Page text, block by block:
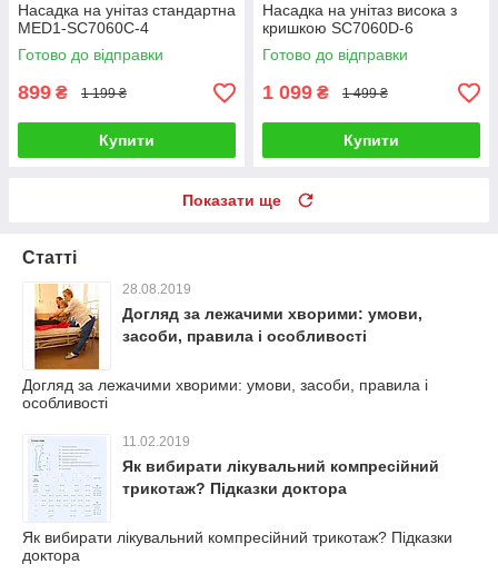
Насадка на унітаз стандартна
MED1-SC7060C-4
Готово до відправки
899 ₴ 1 199 ₴
Купити
Насадка на унітаз висока з
кришкою SC7060D-6
Готово до відправки
1 099 ₴ 1 499 ₴
Купити
Показати ще
Статті
28.08.2019
Догляд за лежачими хворими: умови,
засоби, правила і особливості
Догляд за лежачими хворими: умови, засоби, правила і
особливості
11.02.2019
Як вибирати лікувальний компресійний
трикотаж? Підказки доктора
Як вибирати лікувальний компресійний трикотаж? Підказки
доктора